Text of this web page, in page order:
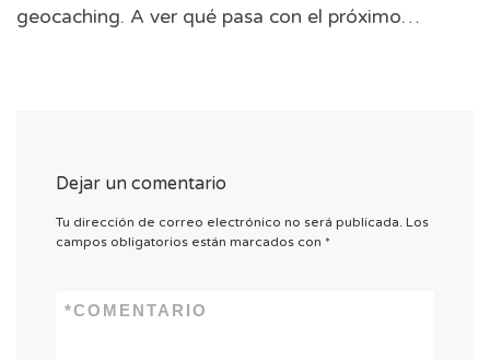
geocaching. A ver qué pasa con el próximo…
Dejar un comentario
Tu dirección de correo electrónico no será publicada. Los
campos obligatorios están marcados con *
COMENTARIO
*